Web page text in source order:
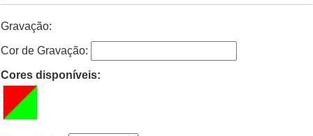
Gravação:
Cor de Gravação:
Cores disponíveis: